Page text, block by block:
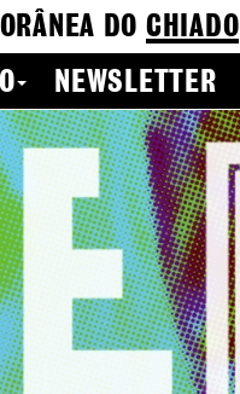
DO CHIADO
NEWSLETTER